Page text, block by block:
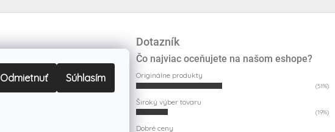
Odmietnuť Súhlasím
Dotazník
Čo najviac oceňujete na našom eshope?
Originálne produkty
(51%)
Široký výber tovaru
(19%)
Dobré ceny